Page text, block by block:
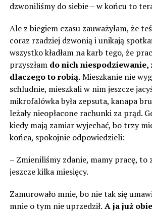
dzwoniliśmy do siebie – w końcu to
Ale z biegiem czasu zauważyłam, że
coraz rzadziej dzwonią i unikają
wszystko kładłam na karb tego, że
przyszłamdo nich niespodziewanie,
dlaczego to robią.Mieszkanie nie
schludnie, mieszkali w nim jeszcze
mikrofalówka była zepsuta, kanapa
leżały nieopłacone rachunki za prąd.
kiedy mają zamiar wyjechać, bo trzy
końca, spokojnie odpowiedzieli:
– Zmieniliśmy zdanie, mamy pracę, to
jeszcze kilka miesięcy.
Zamurowało mnie, bo nie tak się
mnie o tym nie uprzedził. A ja już